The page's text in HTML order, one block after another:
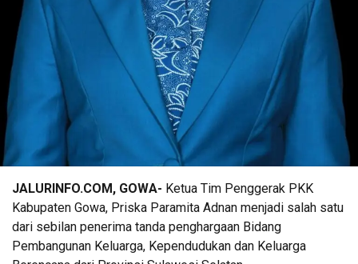
JALURINFO.COM, GOWA- Ketua Tim Penggerak PKK
Kabupaten Gowa, Priska Paramita Adnan menjadi salah satu
dari sebilan penerima tanda penghargaan Bidang
Pembangunan Keluarga, Kependudukan dan Keluarga